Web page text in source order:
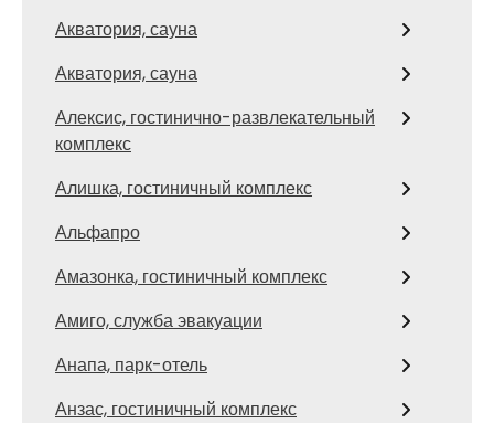
Акватория, сауна
Акватория, сауна
Алексис, гостинично-развлекательный
комплекс
Алишка, гостиничный комплекс
Альфапро
Амазонка, гостиничный комплекс
Амиго, служба эвакуации
Анапа, парк-отель
Анзас, гостиничный комплекс